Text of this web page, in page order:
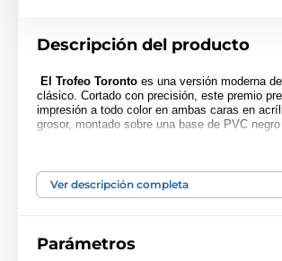
Descripción del producto
El Trofeo Toronto es una versión moderna
clásico. Cortado con precisión, este premio
impresión a todo color en ambas caras en
grosor, montado sobre una base de PVC
Ver descripción completa
Parámetros